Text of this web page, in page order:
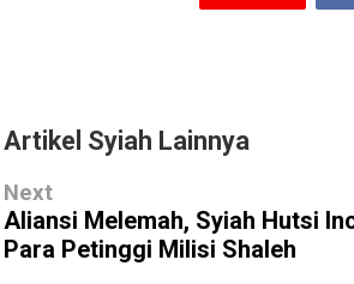
Artikel Syiah Lainnya
Next
Aliansi Melemah, Syiah Hutsi
Para Petinggi Milisi Shaleh